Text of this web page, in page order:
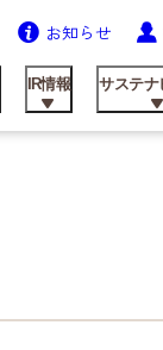
お知らせ
IR情報 サステナ